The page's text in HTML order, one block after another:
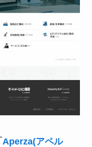
Aperza(アペル